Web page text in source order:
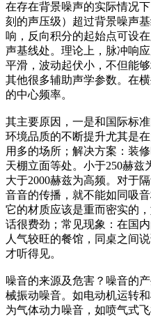
在存在背景噪声的实际情况
刻的声压级）超过背景噪声
响，反向积分的起始点可设
声基线处。理论上，脉冲响
平滑，波动起伏小，不但能
其他很多辅助声学参数。在
的中心频率。
其主要原因，一是和国际标
环境品质的不断提升尤其是
用多的场所；解决方案：装
天棚立面等处。小于250赫兹
大于2000赫兹为高频。对于
音音的传播，就不能如同吸
它的材质应该是重而密实的
话很费劲；常见现象：在国
人气较旺的餐馆，同桌之间
才听得见。
噪音的来源及危害？噪音的
械振动噪音。如电动机运转
为气体动力噪音，如喷气式